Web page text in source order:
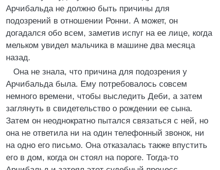
Арчибальда не должно быть причины для
подозрений в отношении Ронни. А может, он
догадался обо всем, заметив испуг на ее лице, когда
мельком увидел мальчика в машине два месяца
назад.
Она не знала, что причина для подозрения у
Арчибальда была. Ему потребовалось совсем
немного времени, чтобы выследить Деби, а затем
заглянуть в свидетельство о рождении ее сына.
Затем он неоднократно пытался связаться с ней, но
она не ответила ни на один телефонный звонок, ни
на одно его письмо. Она отказалась также впустить
его в дом, когда он стоял на пороге. Тогда-то